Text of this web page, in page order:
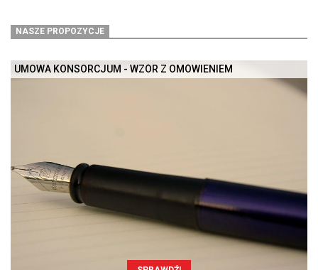
NASZE PROPOZYCJE
UMOWA KONSORCJUM - WZÓR Z OMÓWIENIEM